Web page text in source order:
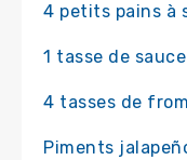
4 petits pains à
1 tasse de
4 tasses de
Piments